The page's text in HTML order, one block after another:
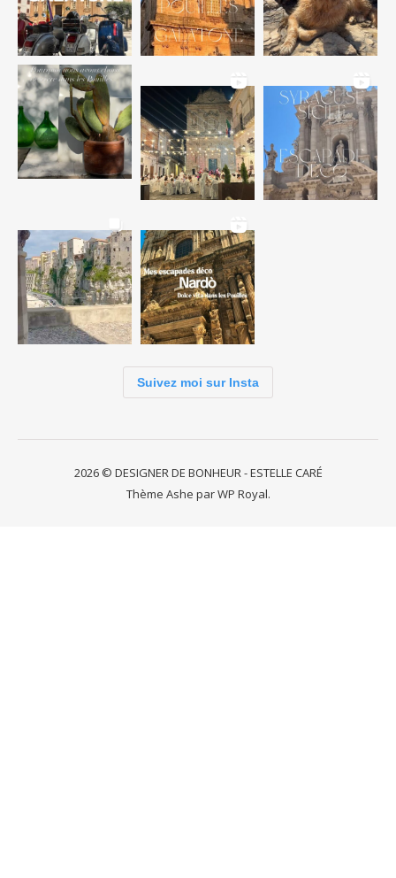
Suivez moi sur Insta
2026 © DESIGNER DE BONHEUR - ESTELLE CARÉ
Thème Ashe parWP Royal.